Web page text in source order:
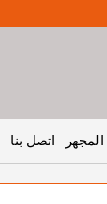
اتصل بنا